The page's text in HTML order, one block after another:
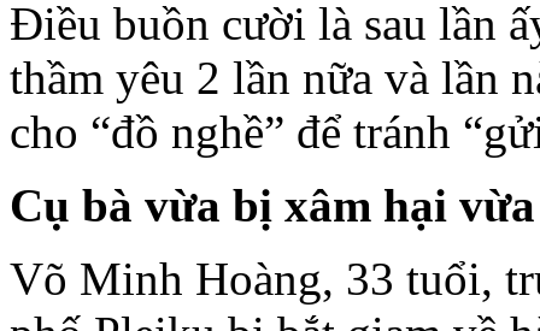
Điều buồn cười là sau lần
thầm yêu 2 lần nữa và lần
cho “đồ nghề” để tránh
Cụ bà vừa bị xâm hại v
Võ Minh Hoàng, 33 tuổi,